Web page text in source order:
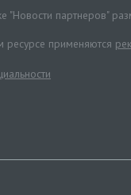
"Новости партнеров"
применяются